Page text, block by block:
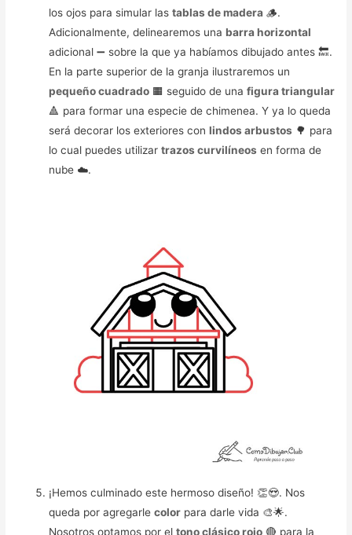
los ojos para simular lastablas de madera 🪵.
Adicionalmente, delinearemos una barra horizontal
adicional ➖ sobre la que ya habíamos dibujado antes 🔙.
En la parte superior de la granja ilustraremos un
pequeño cuadrado 🟧 seguido de unafigura triangular
🔺 para formar una especie de chimenea. Y ya lo queda
será decorar los exteriores conlindos arbustos 🌳 para
lo cual puedes utilizartrazos curvilíneos en forma de
nube ☁️.
¡Hemos culminado este hermoso diseño! 👏😍. Nos
queda por agregarlecolor para darle vida 🎨🌟.
Nosotros optamos por eltono clásico rojo 🔴 para la